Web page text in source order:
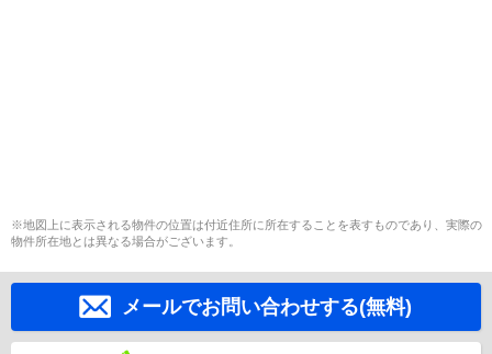
※地図上に表示される物件の位置は付近住所に所在することを表すものであり、実際の
物件所在地とは異なる場合がございます。
メールでお問い合わせする(無料)